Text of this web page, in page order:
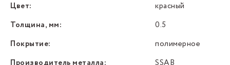
Цвет:
красный
Толщина, мм:
0.5
Покрытие:
полимерное